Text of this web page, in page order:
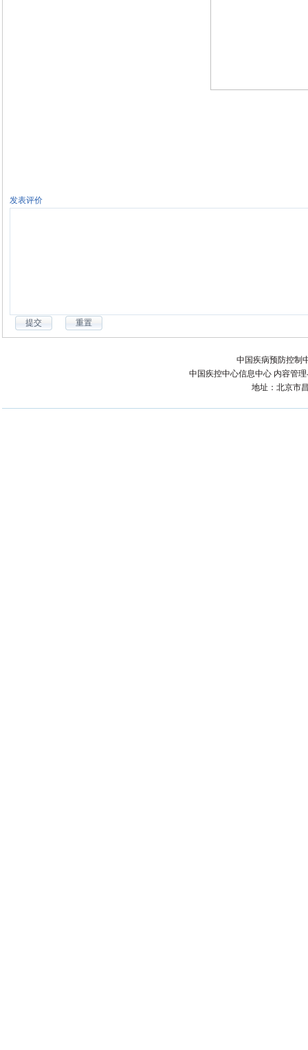
发表评价
中国疾病预防控制
中国疾控中心信息中心 内容管
地址：北京市